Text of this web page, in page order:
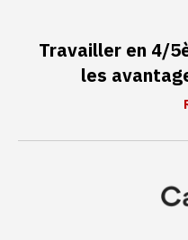
Travailler en 4/
les